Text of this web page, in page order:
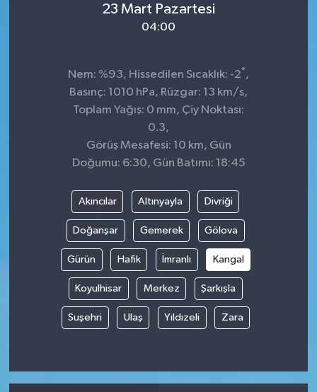
23 Mart Pazartesi
04:00
Nem: %93, Hissedilen Sıcaklık: -2°,
Basınç: 1010 hPa, Rüzgar: 13 km/s,
Toplam Yağış: 0 mm, Çiy Noktası:
0.3,
Görüş Mesafesi: 10 km, Gün
Doğumu: 6:30, Gün Batımı: 18:45
Akıncılar Altınyayla Divriği
Doğanşar Gemerek Gölova
Gürün Hafik İmranlı Kangal
Koyulhisar Merkez Şarkışla
Suşehri Ulaş Yıldızeli Zara